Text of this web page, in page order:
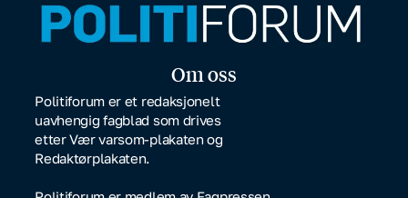
Om oss
Politiforum er et redaksjonelt
uavhengig fagblad som drives
etter Vær varsom-plakaten og
Redaktørplakaten.